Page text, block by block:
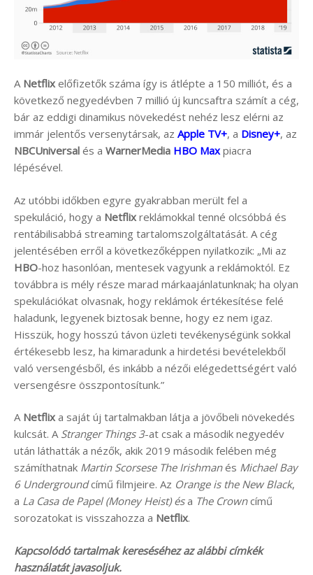
A Netflixelőfizetők száma így is átlépte a 150 milliót, és a
következő negyedévben 7 millió új kuncsaftra számít a cég,
bár az eddigi dinamikus növekedést nehéz lesz elérni az
immár jelentős versenytársak, az Apple TV+, a Disney+, az
NBCUniversal és a WarnerMedia HBO Maxpiacra
lépésével.
Az utóbbi időkben egyre gyakrabban merült fel a
spekuláció, hogy a Netflix reklámokkal tenné olcsóbbá és
rentábilisabbá streaming tartalomszolgáltatását. A cég
jelentésében erről a következőképpen nyilatkozik: „Mi az
HBO-hoz hasonlóan, mentesek vagyunk a reklámoktól. Ez
továbbra is mély része marad márkaajánlatunknak; ha olyan
spekulációkat olvasnak, hogy reklámok értékesítése felé
haladunk, legyenek biztosak benne, hogy ez nem igaz.
Hisszük, hogy hosszú távon üzleti tevékenységünk sokkal
értékesebb lesz, ha kimaradunk a hirdetési bevételekből
való versengésből, és inkább a nézői elégedettségért való
versengésre összpontosítunk.”
A Netflixa saját új tartalmakban látja a jövőbeli növekedés
kulcsát. A Stranger Things 3-at csak a második negyedév
után láthatták a nézők, akik 2019 második felében még
számíthatnak Martin Scorsese The Irishmanés Michael Bay
6 Undergroundcímű filmjeire. Az Orange is the New Black,
a La Casa de Papel (Money Heist) ésa The Crowncímű
sorozatokat is visszahozza a Netflix.
Kapcsolódó tartalmak kereséséhez az alábbi címkék
használatát javasoljuk.